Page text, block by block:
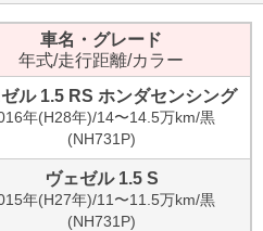
車名・グレード
年式/走行距離/カラー
ル 1.5 RS ホンダセンシング
年(H28年)/14〜14.5万km/黒
(NH731P)
ヴェゼル 1.5 S
年(H27年)/11〜11.5万km/黒
(NH731P)